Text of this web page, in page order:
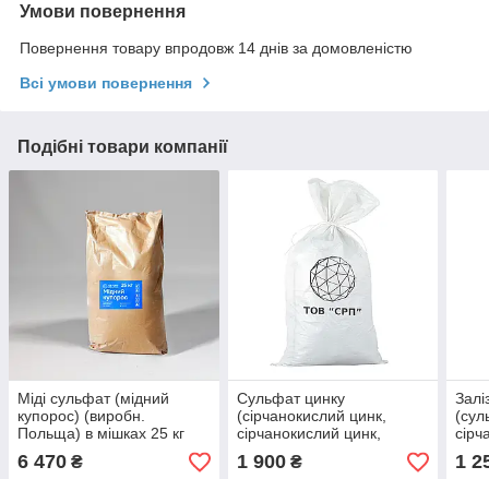
Умови повернення
Повернення товару впродовж 14 днів за домовленістю
Всі умови повернення
Подібні товари компанії
Міді сульфат (мідний
купорос) (виробн.
Польща) в мішках 25 кг
6 470 ₴
Сульфат цинку
(сірчанокислий цинк,
сірчанокислий цинк,
цинкова сіль сульфатної
кислоти) в мішках 25кг
1 900₴ 1